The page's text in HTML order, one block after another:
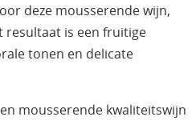
deze mousserende wijn,
resultaat is een fruitige
tonen en delicate
mousserende kwaliteitswijn